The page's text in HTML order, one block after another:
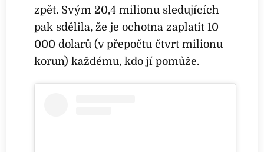
zpět. Svým 20,4 milionu sledujících
pak sdělila, že je ochotna zaplatit 10
000 dolarů (v přepočtu čtvrt milionu
korun) každému, kdo jí pomůže.